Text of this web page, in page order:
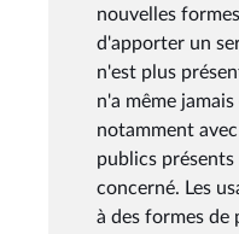
nouvelles
d'apporter un
n'est plus
n'a même
notamment
publics
concerné. Les
à des formes de